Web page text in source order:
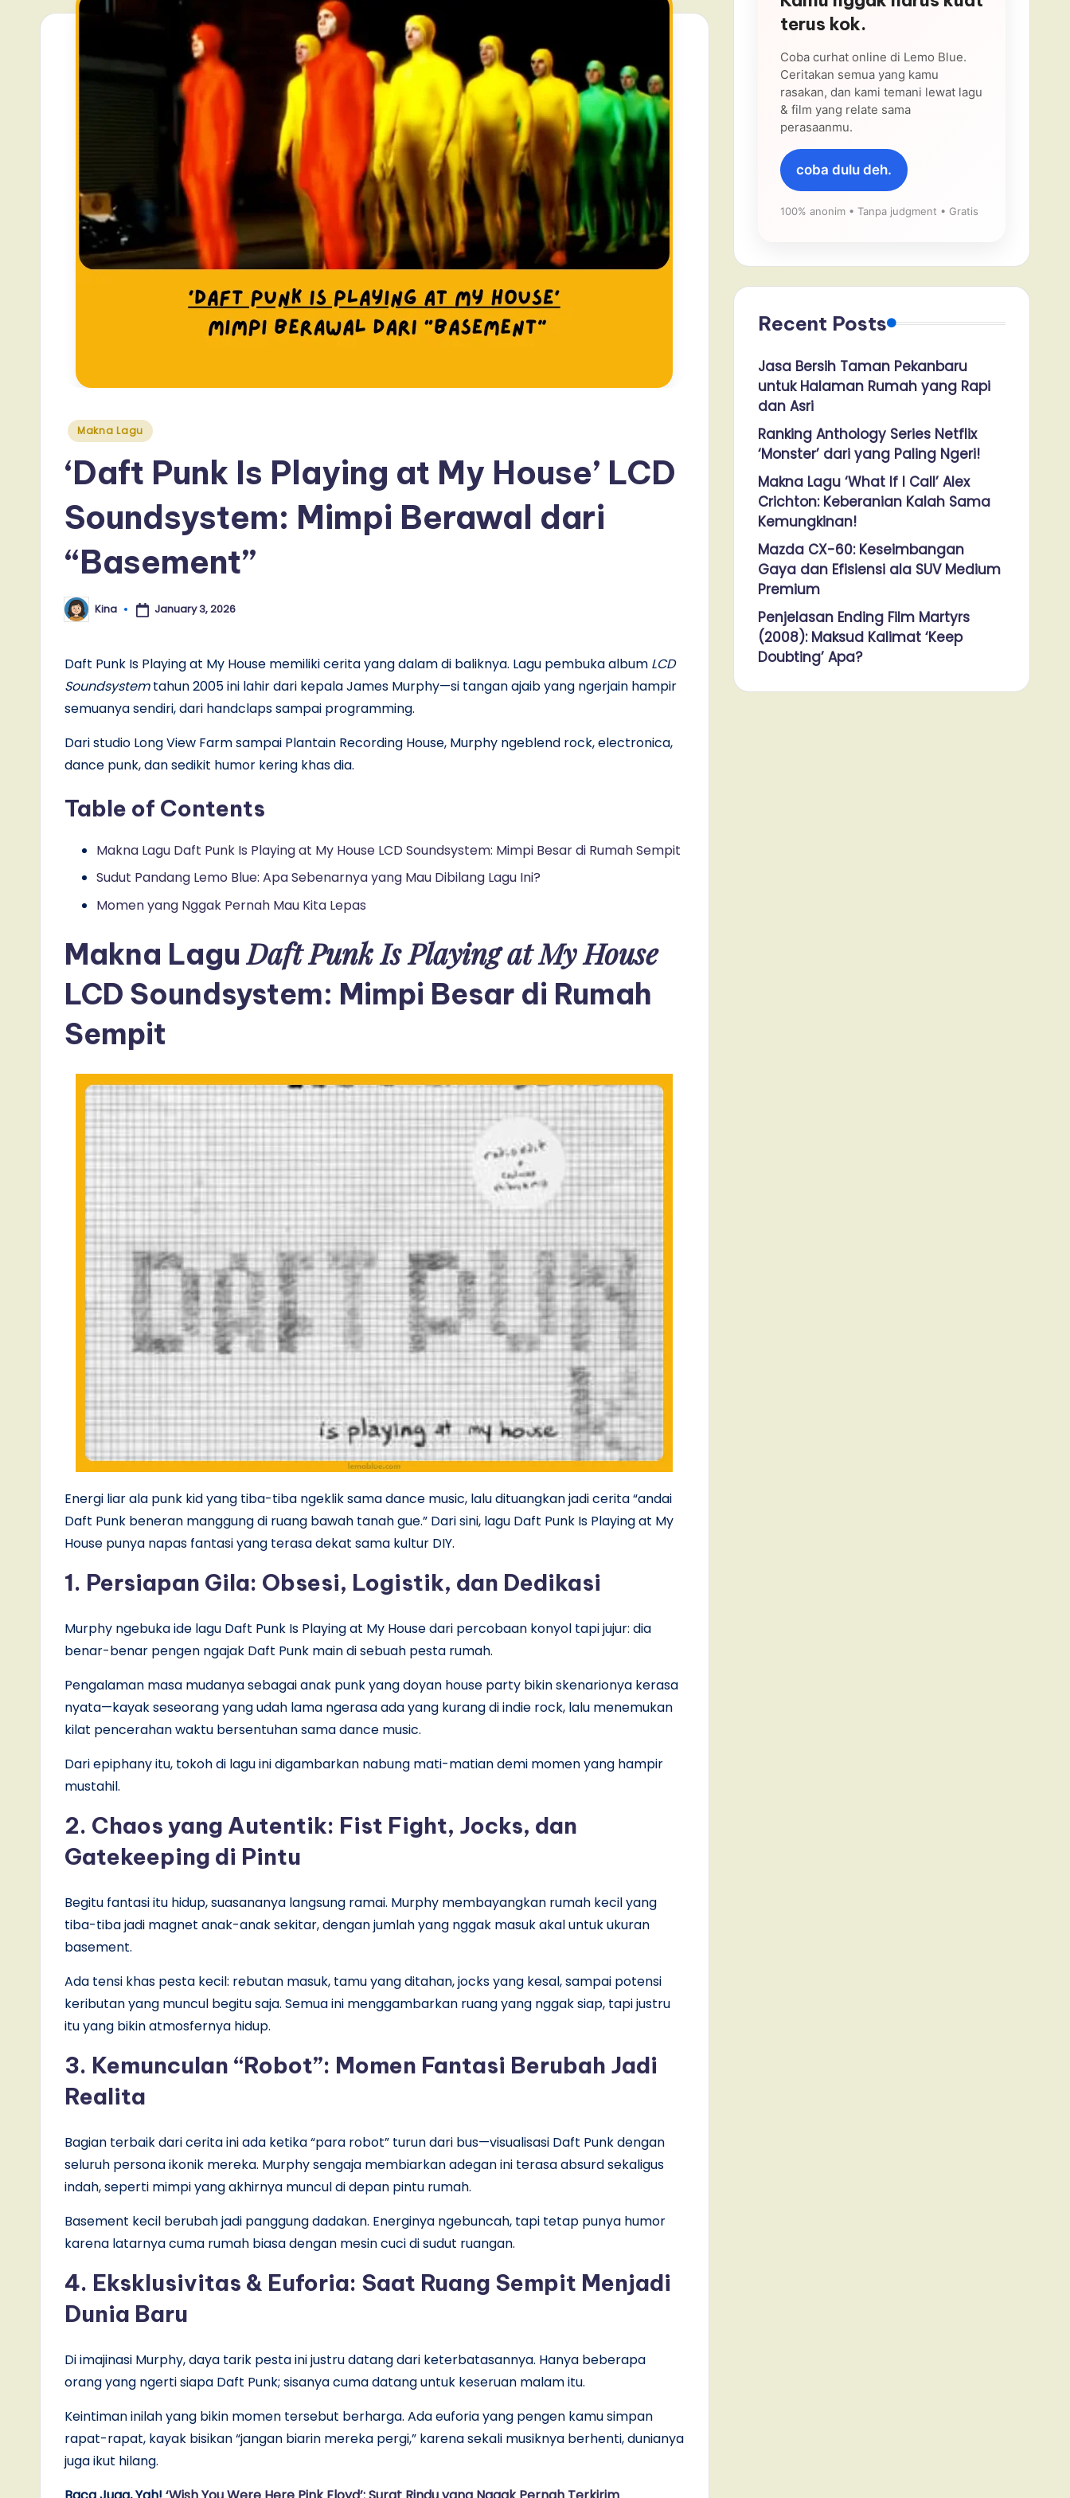
Posted
Makna Lagu
‘Daft Punk Is Playing at My House’ LCD
Soundsystem: Mimpi Berawal dari
“Basement”
Posted
by
Kina January 3, 2026
Daft Punk Is Playing at My House memiliki cerita yang dalam di baliknya. Lagu pembuka album LCD
Soundsystemtahun 2005 ini lahir dari kepala James Murphy—si tangan ajaib yang ngerjain hampir
semuanya sendiri, dari handclaps sampai programming.
Dari studio Long View Farm sampai Plantain Recording House, Murphy ngeblend rock, electronica,
dance punk, dan sedikit humor kering khas dia.
Table of Contents
Makna Lagu Daft Punk Is Playing at My House LCD Soundsystem: Mimpi Besar di Rumah Sempit
Sudut Pandang Lemo Blue: Apa Sebenarnya yang Mau Dibilang Lagu Ini?
Momen yang Nggak Pernah Mau Kita Lepas
Makna LaguDaft Punk Is Playing at My House
LCD Soundsystem: Mimpi Besar di Rumah
Sempit
Energi liar ala punk kid yang tiba-tiba ngeklik sama dance music, lalu dituangkan jadi cerita “andai
Daft Punk beneran manggung di ruang bawah tanah gue.” Dari sini, lagu Daft Punk Is Playing at My
House punya napas fantasi yang terasa dekat sama kultur DIY.
1. Persiapan Gila: Obsesi, Logistik, dan Dedikasi
Murphy ngebuka ide lagu Daft Punk Is Playing at My House dari percobaan konyol tapi jujur: dia
benar-benar pengen ngajak Daft Punk main di sebuah pesta rumah.
Pengalaman masa mudanya sebagai anak punk yang doyan house party bikin skenarionya kerasa
nyata—kayak seseorang yang udah lama ngerasa ada yang kurang di indie rock, lalu menemukan
kilat pencerahan waktu bersentuhan sama dance music.
Dari epiphany itu, tokoh di lagu ini digambarkan nabung mati-matian demi momen yang hampir
mustahil.
2. Chaos yang Autentik: Fist Fight, Jocks, dan
Gatekeeping di Pintu
Begitu fantasi itu hidup, suasananya langsung ramai. Murphy membayangkan rumah kecil yang
tiba-tiba jadi magnet anak-anak sekitar, dengan jumlah yang nggak masuk akal untuk ukuran
basement.
Ada tensi khas pesta kecil: rebutan masuk, tamu yang ditahan, jocks yang kesal, sampai potensi
keributan yang muncul begitu saja. Semua ini menggambarkan ruang yang nggak siap, tapi justru
itu yang bikin atmosfernya hidup.
3. Kemunculan “Robot”: Momen Fantasi Berubah Jadi
Realita
Bagian terbaik dari cerita ini ada ketika “para robot” turun dari bus—visualisasi Daft Punk dengan
seluruh persona ikonik mereka. Murphy sengaja membiarkan adegan ini terasa absurd sekaligus
indah, seperti mimpi yang akhirnya muncul di depan pintu rumah.
Basement kecil berubah jadi panggung dadakan. Energinya ngebuncah, tapi tetap punya humor
karena latarnya cuma rumah biasa dengan mesin cuci di sudut ruangan.
4. Eksklusivitas & Euforia: Saat Ruang Sempit Menjadi
Dunia Baru
Di imajinasi Murphy, daya tarik pesta ini justru datang dari keterbatasannya. Hanya beberapa
orang yang ngerti siapa Daft Punk; sisanya cuma datang untuk keseruan malam itu.
Keintiman inilah yang bikin momen tersebut berharga. Ada euforia yang pengen kamu simpan
rapat-rapat, kayak bisikan “jangan biarin mereka pergi,” karena sekali musiknya berhenti, dunianya
juga ikut hilang.
terus kok.
Coba curhat online di Lemo Blue.
Ceritakan semua yang kamu
rasakan, dan kami temani lewat lagu
& film yang relate sama
perasaanmu.
coba dulu deh.
100% anonim • Tanpa judgment • Gratis
Recent Posts
Jasa Bersih Taman Pekanbaru
untuk Halaman Rumah yang Rapi
dan Asri
Ranking Anthology Series Netflix
‘Monster’ dari yang Paling Ngeri!
Makna Lagu ‘What If I Call’ Alex
Crichton: Keberanian Kalah Sama
Kemungkinan!
Mazda CX-60: Keseimbangan
Gaya dan Efisiensi ala SUV Medium
Premium
Penjelasan Ending Film Martyrs
(2008): Maksud Kalimat ‘Keep
Doubting’ Apa?